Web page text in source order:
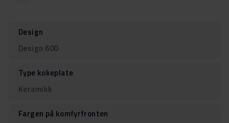
Design
Design 600
Type kokeplate
Keramikk
Fargen på komfyrfronten